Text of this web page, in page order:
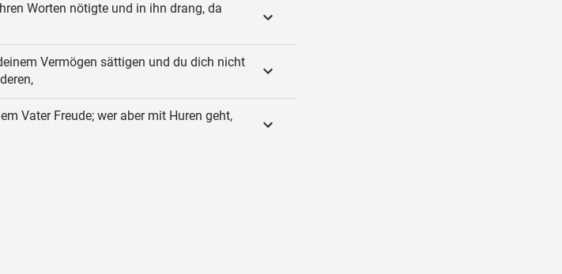
Worten nötigte und in ihn drang, da
Vermögen sättigen und du dich nicht
Vater Freude; wer aber mit Huren geht,